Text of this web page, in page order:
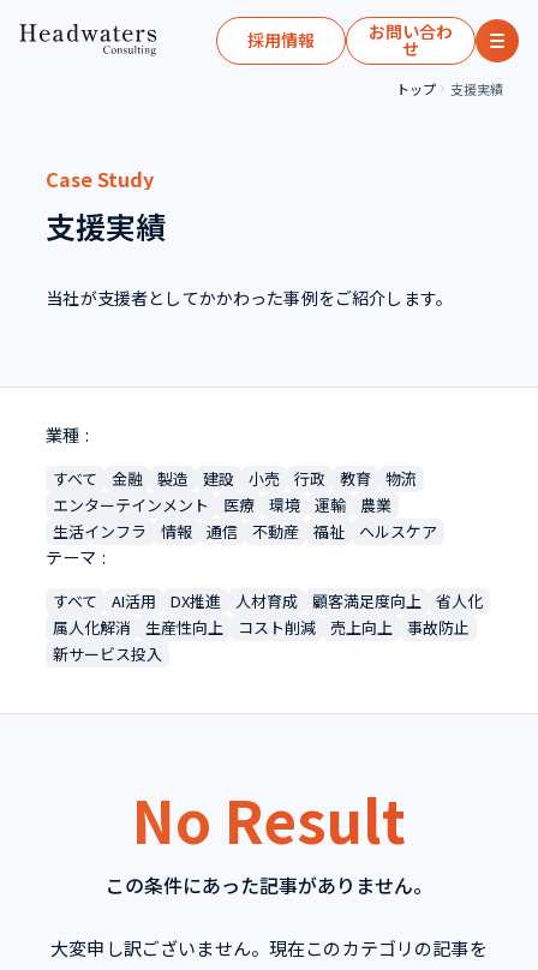
採用情報 お問い合わ
せ
トップ 支援実績
Case Study
支援実績
当社が支援者としてかかわった事例をご紹介します。
業種
すべて 金融 製造 建設 小売 行政 教育
物流
エンターテインメント
医療 環境 運輸
農業
生活インフラ
情報 通信 不動産 福祉 ヘルスケア
テーマ
すべて AI活用 DX推進 人材育成 顧客満足度向上
省人化
属人化解消
生産性向上 コスト削減 売上向上
事故防止
新サービス投入
No Result
この条件にあった記事がありません。
大変申し訳ございません。現在このカテゴリの記事を